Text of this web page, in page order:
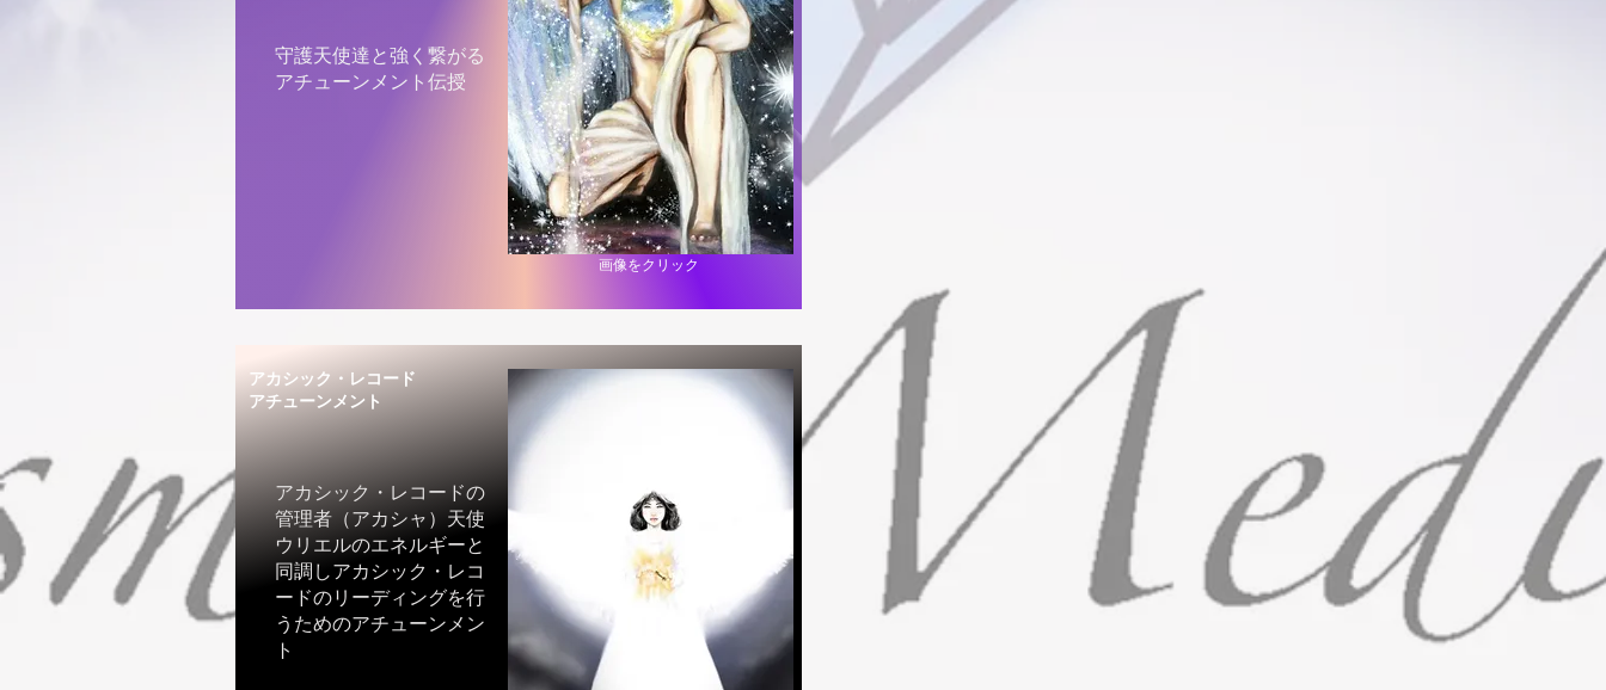
守護天使達と強く繋がる
アチューンメント伝授
​画像をクリック
アカシック・レコード
​アチューンメント
アカシック・レコードの
管理者（アカシャ）天使
ウリエルのエネルギーと
同調しアカシック・レコ
ードのリーディングを行
うためのアチューンメン
ト